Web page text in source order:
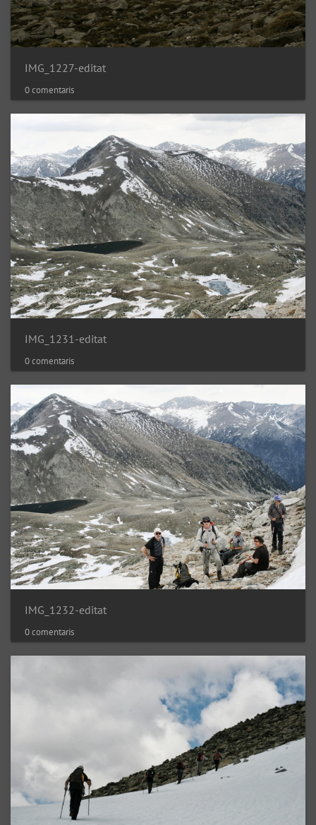
IMG_1227-editat
0 comentaris
IMG_1231-editat
0 comentaris
IMG_1232-editat
0 comentaris